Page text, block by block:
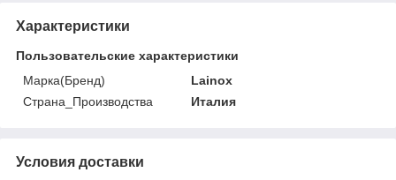
Характеристики
Пользовательские характеристики
Марка(Бренд)
Lainox
Страна_Производства
Италия
Условия доставки